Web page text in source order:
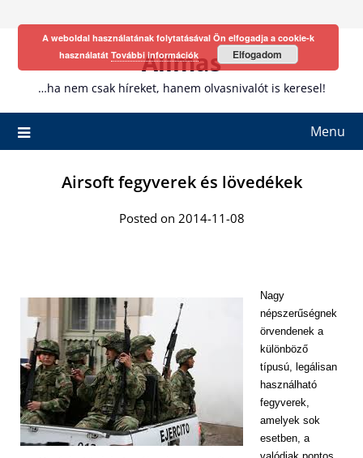
Allmas
…ha nem csak híreket, hanem olvasnivalót is keresel!
Menu
Airsoft fegyverek és lövedékek
Posted on 2014-11-08
Nagy
népszerűségnek
örvendenek a
különböző
típusú, legálisan
használható
fegyverek,
amelyek sok
esetben, a
A weboldal használatának folytatásával Ön elfogadja a cookie-k
használatát További információk Elfogadom